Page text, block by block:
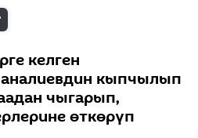
келген
кыпчылып
чыгарып,
өткөрүп